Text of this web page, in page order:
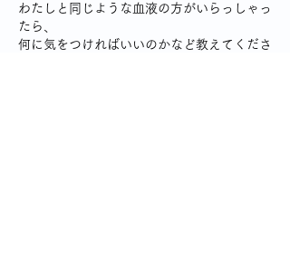
わたしと同じような血液の方がいらっしゃっ
たら、
何に気をつければいいのかなど教えてくださ